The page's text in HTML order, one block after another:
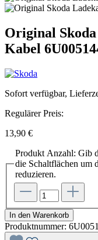
Original
Kabel
Sofort verfügbar,
Regulärer Preis:
13,90 €
Produkt Anzahl: Gib
die Schaltflächen um
reduzieren.
In den Warenkorb
Produktnummer: